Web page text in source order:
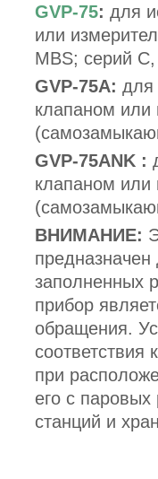
GVP-75: для
или
MBS; серий
GVP-75A: для
клапаном или
GVP-75ANK :
клапаном или
ВНИМАНИЕ:
предназначен
заполненных
прибор
обращения.
соответствия
при
его с
станций и